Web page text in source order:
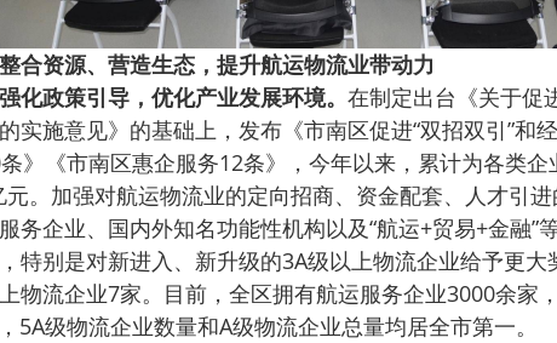
合资源、营造生态，提升航运物流业带动力
化政策引导，优化产业发展环境。 在制定出台《关于促
实施意见》的基础上，发布《市南区促进“双招双引”和
》《市南区惠企服务12条》，今年以来，累计为各类企
元。加强对航运物流业的定向招商、资金配套、人才引
务企业、国内外知名功能性机构以及“航运+贸易+金融”
特别是对新进入、新升级的3A级以上物流企业给予更大
物流企业7家。目前，全区拥有航运服务企业3000余家
5A级物流企业数量和A级物流企业总量均居全市第一。